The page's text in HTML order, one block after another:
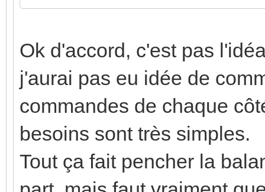
Ok d'accord, c'est pas
j'aurai pas eu idée de
commandes de chaque
besoins sont très simples.
Tout ça fait pencher la